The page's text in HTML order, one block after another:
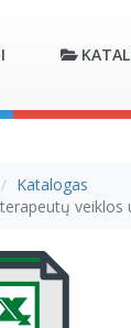
Katalogas
veiklos